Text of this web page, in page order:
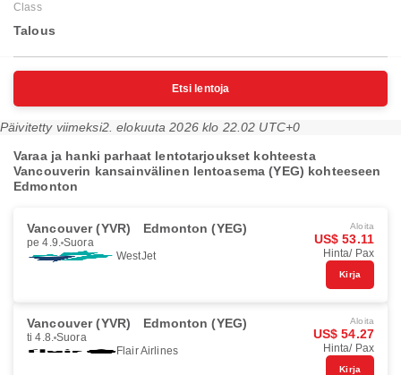
Class
Talous
Etsi lentoja
Päivitetty viimeksi2. elokuuta 2026 klo 22.02 UTC+0
Varaa ja hanki parhaat lentotarjoukset kohteesta
Vancouverin kansainvälinen lentoasema (YEG) kohteeseen
Edmonton
Vancouver (YVR) Edmonton (YEG)
pe 4.9. Suora
WestJet
Aloita
US$ 53.11
Hinta/ Pax
Kirja
Vancouver (YVR) Edmonton (YEG)
ti 4.8. Suora
Flair Airlines
Aloita
US$ 54.27
Hinta/ Pax
Kirja